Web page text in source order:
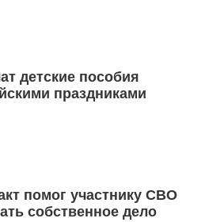
детские пособия
праздниками
помог участнику СВО
собственное дело